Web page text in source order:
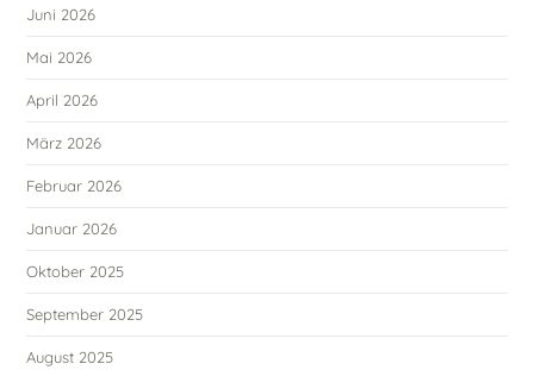
Juni 2026
Mai 2026
April 2026
März 2026
Februar 2026
Januar 2026
Oktober 2025
September 2025
August 2025